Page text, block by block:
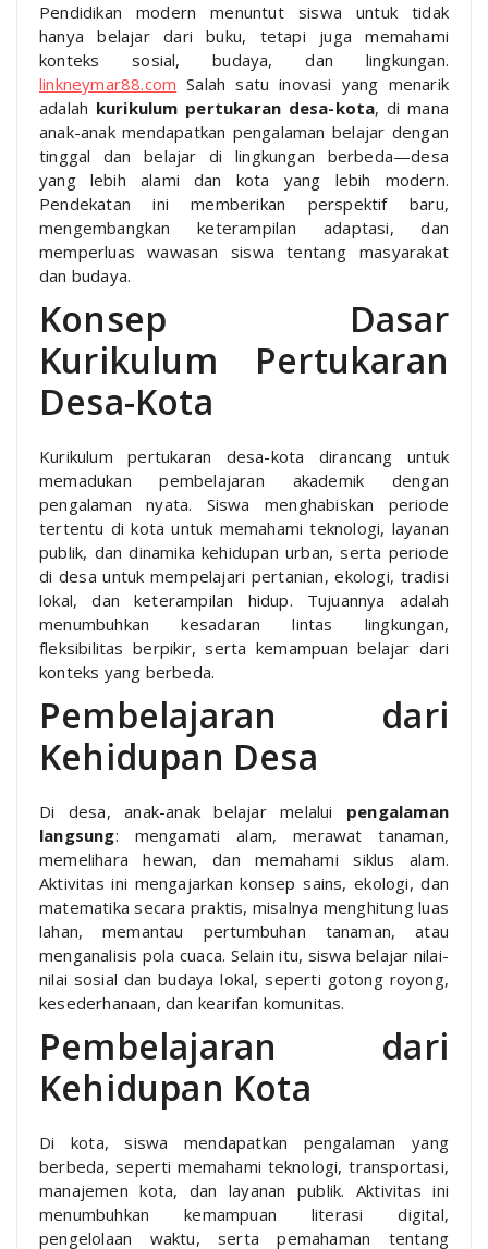
Pendidikan modern menuntut siswa untuk tidak
hanya belajar dari buku, tetapi juga memahami
konteks sosial, budaya, dan lingkungan.
linkneymar88.com Salah satu inovasi yang menarik
adalah kurikulum pertukaran desa-kota, di mana
anak-anak mendapatkan pengalaman belajar dengan
tinggal dan belajar di lingkungan berbeda—desa
yang lebih alami dan kota yang lebih modern.
Pendekatan ini memberikan perspektif baru,
mengembangkan keterampilan adaptasi, dan
memperluas wawasan siswa tentang masyarakat
dan budaya.
Konsep Dasar
Kurikulum Pertukaran
Desa-Kota
Kurikulum pertukaran desa-kota dirancang untuk
memadukan pembelajaran akademik dengan
pengalaman nyata. Siswa menghabiskan periode
tertentu di kota untuk memahami teknologi, layanan
publik, dan dinamika kehidupan urban, serta periode
di desa untuk mempelajari pertanian, ekologi, tradisi
lokal, dan keterampilan hidup. Tujuannya adalah
menumbuhkan kesadaran lintas lingkungan,
fleksibilitas berpikir, serta kemampuan belajar dari
konteks yang berbeda.
Pembelajaran dari
Kehidupan Desa
Di desa, anak-anak belajar melalui pengalaman
langsung: mengamati alam, merawat tanaman,
memelihara hewan, dan memahami siklus alam.
Aktivitas ini mengajarkan konsep sains, ekologi, dan
matematika secara praktis, misalnya menghitung luas
lahan, memantau pertumbuhan tanaman, atau
menganalisis pola cuaca. Selain itu, siswa belajar nilai-
nilai sosial dan budaya lokal, seperti gotong royong,
kesederhanaan, dan kearifan komunitas.
Pembelajaran dari
Kehidupan Kota
Di kota, siswa mendapatkan pengalaman yang
berbeda, seperti memahami teknologi, transportasi,
manajemen kota, dan layanan publik. Aktivitas ini
menumbuhkan kemampuan literasi digital,
pengelolaan waktu, serta pemahaman tentang